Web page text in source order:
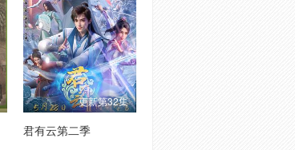
更新第32集
君有云第二季